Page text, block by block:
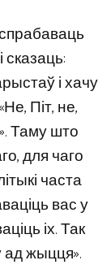
і хачу
Піт, не,
Таму што
для чаго
часта
вас у
іх. Так
жыцця».